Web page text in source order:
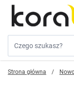
Przejdź do treści
Strona główna /